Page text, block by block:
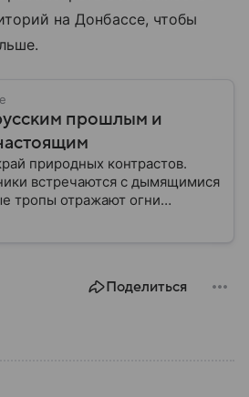
на Донбассе, чтобы
прошлым и
природных контрастов.
встречаются с дымящимися
тропы отражают огни
территория, некогда
после сменыПоделиться